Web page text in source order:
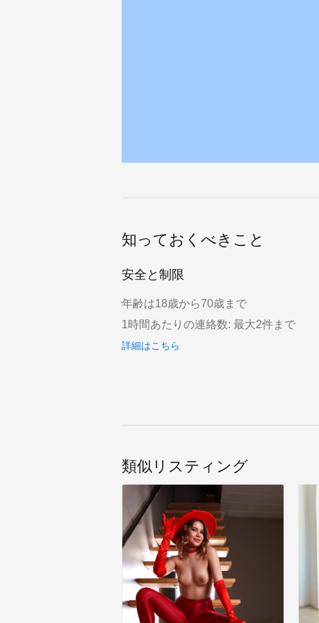
知っておくべきこと
安全と制限
年齢は18歳から70歳まで
1時間あたりの連絡数: 最大2件まで
詳細はこちら
類似リスティング